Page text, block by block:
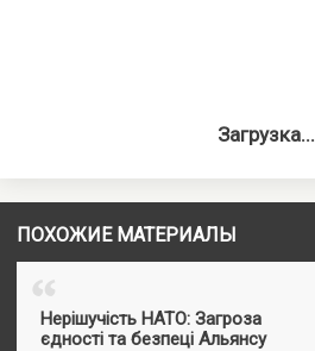
Загрузка...
ПОХОЖИЕ МАТЕРИАЛЫ
“
Нерішучість НАТО: Загроза
єдності та безпеці Альянсу